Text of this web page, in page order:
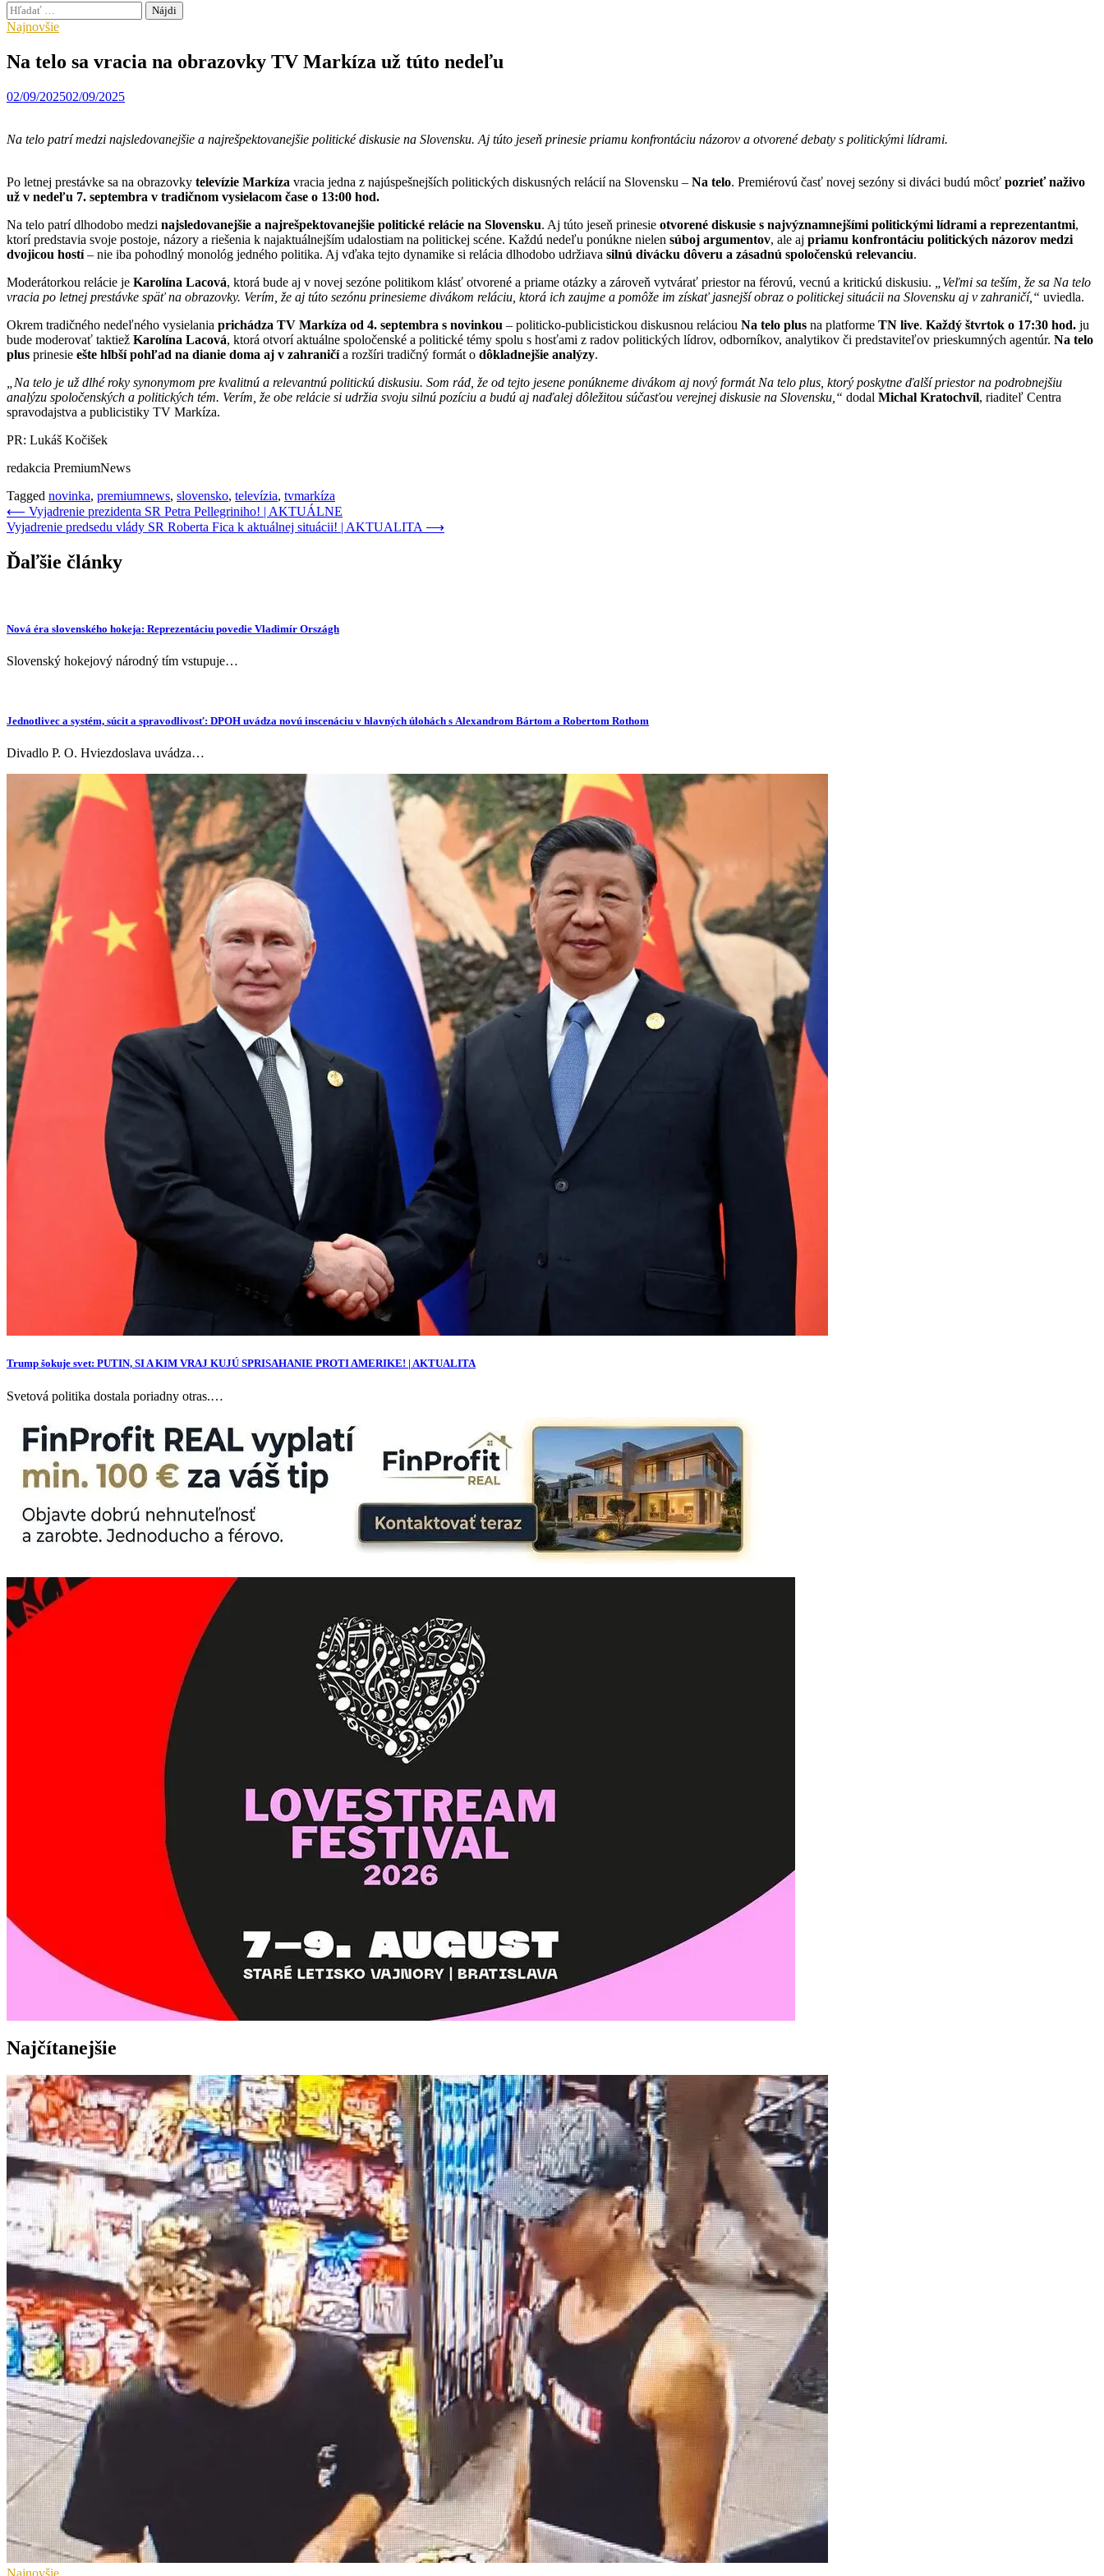
Hľadať:
Najnovšie
Na telo sa vracia na obrazovky TV Markíza už túto nedeľu
02/09/202502/09/2025
Na telo patrí medzi najsledovanejšie a najrešpektovanejšie politické diskusie na Slovensku. Aj túto jeseň prinesie priamu konfrontáciu názorov a otvorené debaty s politickými lídrami.
Po letnej prestávke sa na obrazovky televízie Markíza vracia jedna z najúspešnejších politických diskusných relácií na Slovensku – Na telo. Premiérovú časť novej sezóny si diváci budú môcť pozrieť naživo
už v nedeľu 7. septembra v tradičnom vysielacom čase o 13:00 hod.
Na telo patrí dlhodobo medzi najsledovanejšie a najrešpektovanejšie politické relácie na Slovensku. Aj túto jeseň prinesie otvorené diskusie s najvýznamnejšími politickými lídrami a reprezentantmi,
ktorí predstavia svoje postoje, názory a riešenia k najaktuálnejším udalostiam na politickej scéne. Každú nedeľu ponúkne nielen súboj argumentov, ale aj priamu konfrontáciu politických názorov medzi
dvojicou hostí– nie iba pohodlný monológ jedného politika. Aj vďaka tejto dynamike si relácia dlhodobo udržiava silnú divácku dôveru a zásadnú spoločenskú relevanciu.
Moderátorkou relácie je Karolína Lacová, ktorá bude aj v novej sezóne politikom klásť otvorené a priame otázky a zároveň vytvárať priestor na férovú, vecnú a kritickú diskusiu.
„Veľmi sa teším, že sa Na telo
vracia po letnej prestávke späť na obrazovky. Verím, že aj túto sezónu prinesieme divákom reláciu, ktorá ich zaujme a pomôže im získať jasnejší obraz o politickej situácii na Slovensku aj v zahraničí,“ uviedla.
Okrem tradičného nedeľného vysielania prichádza TV Markíza od 4. septembra s novinkou – politicko-publicistickou diskusnou reláciou Na telo plus na platforme TN live. Každý štvrtok o 17:30 hod. ju
bude moderovať taktiež Karolína Lacová, ktorá otvorí aktuálne spoločenské a politické témy spolu s hosťami z radov politických lídrov, odborníkov, analytikov či predstaviteľov prieskumných agentúr. Na telo
plus prinesie ešte hlbší pohľad na dianie doma aj v zahraničía rozšíri tradičný formát o dôkladnejšie analýzy.
„Na telo je už dlhé roky synonymom pre kvalitnú a relevantnú politickú diskusiu. Som rád, že od tejto jesene ponúkneme divákom aj nový formát Na telo plus, ktorý poskytne ďalší priestor na podrobnejšiu
analýzu spoločenských a politických tém. Verím, že obe relácie si udržia svoju silnú pozíciu a budú aj naďalej dôležitou súčasťou verejnej diskusie na Slovensku,“ dodal Michal Kratochvíl, riaditeľ Centra
spravodajstva a publicistiky TV Markíza.
PR: Lukáš Kočišek
redakcia PremiumNews
Tagged novinka, premiumnews, slovensko, televízia, tvmarkíza
Navigácia
v
článku
⟵ Vyjadrenie prezidenta SR Petra Pellegriniho! | AKTUÁLNE
Vyjadrenie predsedu vlády SR Roberta Fica k aktuálnej situácii! | AKTUALITA ⟶
Ďaľšie články
Nová éra slovenského hokeja: Reprezentáciu povedie Vladimír Országh
Slovenský hokejový národný tím vstupuje…
Jednotlivec a systém, súcit a spravodlivosť: DPOH uvádza novú inscenáciu v hlavných úlohách s Alexandrom Bártom a Robertom Rothom
Divadlo P. O. Hviezdoslava uvádza…
Trump šokuje svet: PUTIN, SI A KIM VRAJ KUJÚ SPRISAHANIE PROTI AMERIKE! | AKTUALITA
Svetová politika dostala poriadny otras.…
Najčítanejšie